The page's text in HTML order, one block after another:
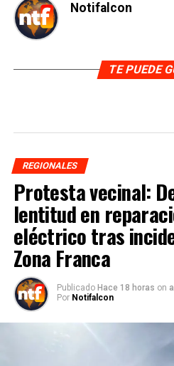
Notifalcon
TE PUEDE
REGIONALES
Protesta vecinal:
lentitud en
eléctrico tras
Zona Franca
Publicado Hace 18 horas on
Por Notifalcon